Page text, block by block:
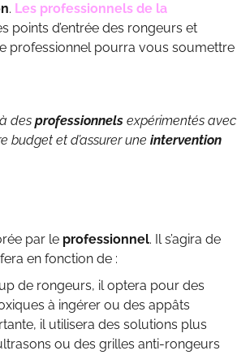
. Les professionnels de la
points d’entrée des rongeurs et
professionnel pourra vous soumettre
des professionnels expérimentés avec
budget et d’assurer une intervention
par le professionnel. Il s’agira de
en fonction de :
de rongeurs, il optera pour des
à ingérer ou des appâts
il utilisera des solutions plus
ou des grilles anti-rongeurs